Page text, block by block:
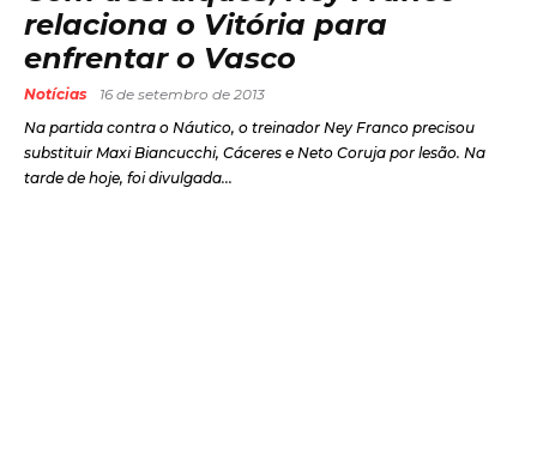
relaciona o Vitória para
enfrentar o Vasco
Notícias
16 de setembro de 2013
Na partida contra o Náutico, o treinador Ney Franco precisou
substituir Maxi Biancucchi, Cáceres e Neto Coruja por lesão. Na
tarde de hoje, foi divulgada...